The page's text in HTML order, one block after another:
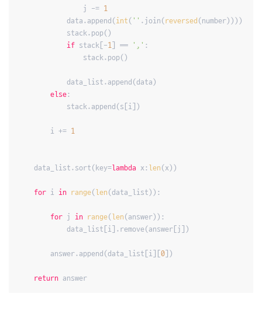
                j -=
1
            data.append(
int ( '' .join( reversed (number))))
            stack.pop()
if stack[-1 ] == ',' :
                stack.pop()
            data_list.append(data)
else:
            stack.append(s[i])
        i +=
1
    data_list.sort(key=
lambda x: len (x))
for i in range( len (data_list)):
for j in range( len (answer)):
            data_list[i].remove(answer[j])
        answer.append(data_list[i][
0 ])
return answer